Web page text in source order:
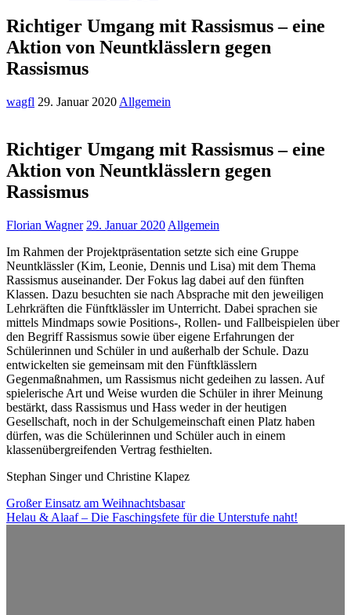
Richtiger Umgang mit Rassismus – eine
Aktion von Neuntklässlern gegen
Rassismus
wagfl 29. Januar 2020 Allgemein
Richtiger Umgang mit Rassismus – eine
Aktion von Neuntklässlern gegen
Rassismus
Florian Wagner 29. Januar 2020 Allgemein
Im Rahmen der Projektpräsentation setzte sich eine Gruppe
Neuntklässler (Kim, Leonie, Dennis und Lisa) mit dem Thema
Rassismus auseinander. Der Fokus lag dabei auf den fünften
Klassen. Dazu besuchten sie nach Absprache mit den jeweiligen
Lehrkräften die Fünftklässler im Unterricht. Dabei sprachen sie
mittels Mindmaps sowie Positions-, Rollen- und Fallbeispielen über
den Begriff Rassismus sowie über eigene Erfahrungen der
Schülerinnen und Schüler in und außerhalb der Schule. Dazu
entwickelten sie gemeinsam mit den Fünftklässlern
Gegenmaßnahmen, um Rassismus nicht gedeihen zu lassen. Auf
spielerische Art und Weise wurden die Schüler in ihrer Meinung
bestärkt, dass Rassismus und Hass weder in der heutigen
Gesellschaft, noch in der Schulgemeinschaft einen Platz haben
dürfen, was die Schülerinnen und Schüler auch in einem
klassenübergreifenden Vertrag festhielten.
Stephan Singer und Christine Klapez
Beitragsnavigation
Großer Einsatz am Weihnachtsbasar
Helau & Alaaf – Die Faschingsfete für die Unterstufe naht!